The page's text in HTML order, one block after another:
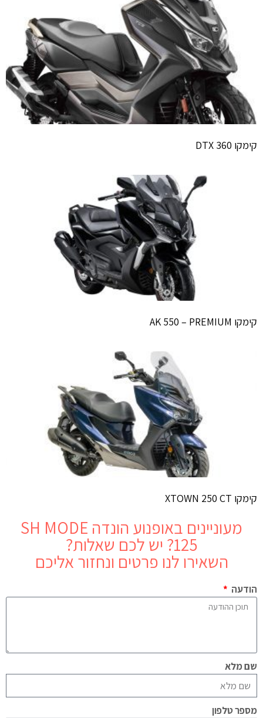
קימקו DTX 360
קימקו AK 550 – PREMIUM
קימקו XTOWN 250 CT
מעוניינים באופנוע הונדה SH MODE
125? יש לכם שאלות?
השאירו לנו פרטים ונחזור אליכם
הודעה
שם מלא
מספר טלפון